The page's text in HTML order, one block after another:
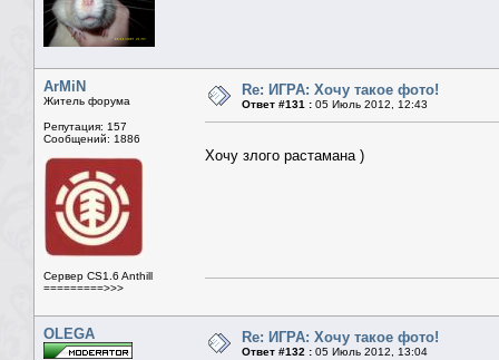
ArMiN
Житель форума
Репутация: 157
Сообщений: 1886
Сервер CS1.6 Anthill
=========>>>
Re: ИГРА: Хочу такое фото!
Ответ #131 : 05 Июль 2012, 12:43
Хочу злого растамана )
OLEGA Re: ИГРА: Хочу такое фото!
Ответ #132 : 05 Июль 2012, 13:04